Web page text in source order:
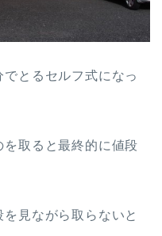
とるセルフ式になっ
取ると最終的に値段
見ながら取らないと